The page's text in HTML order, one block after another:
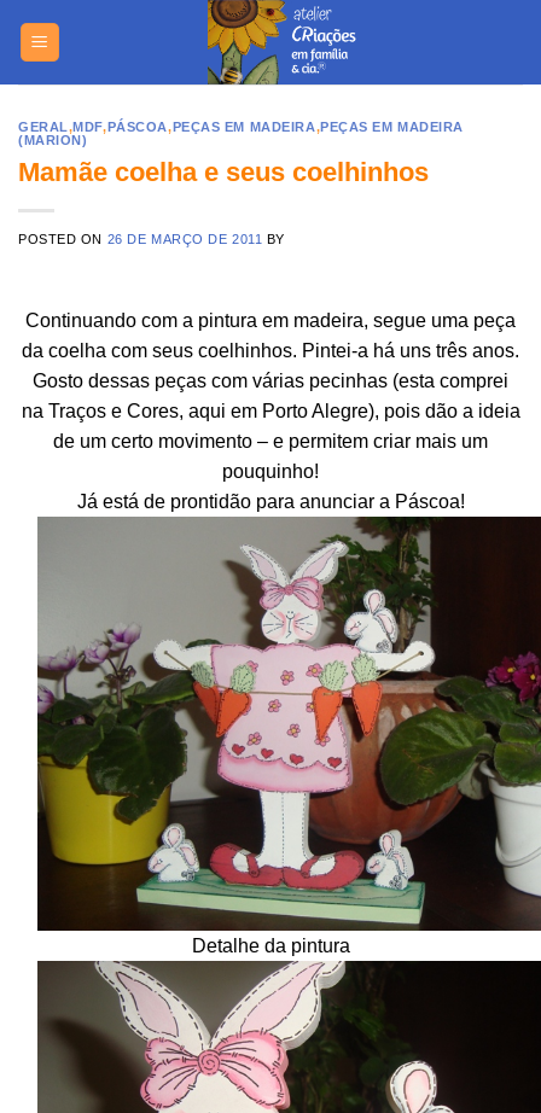
GERAL,MDF,PÁSCOA,PEÇAS EM MADEIRA,PEÇAS EM MADEIRA
(MARION)
Mamãe coelha e seus coelhinhos
POSTED ON 26 DE MARÇO DE 2011 BY
Continuando com a pintura em madeira, segue uma peça
da coelha com seus coelhinhos. Pintei-a há uns três anos.
Gosto dessas peças com várias pecinhas (esta comprei
na Traços e Cores, aqui em Porto Alegre), pois dão a ideia
de um certo movimento – e permitem criar mais um
pouquinho!
Já está de prontidão para anunciar a Páscoa!
Detalhe da pintura